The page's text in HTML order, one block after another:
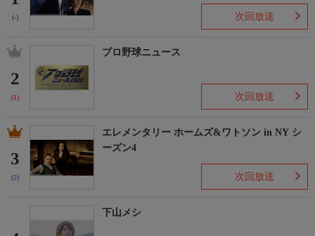
(-) 次回放送
2
(1)
プロ野球ニュース
次回放送
3
(2)
エレメンタリー ホームズ&ワトソン in NY シ
ーズン4
次回放送
下山メシ